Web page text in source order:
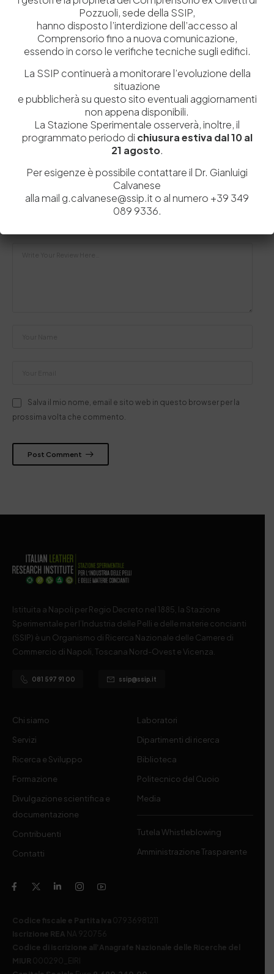
15 Maggio 2018
Balducci: “La Stazione Sperimentale Pelli rende le
imprese più forti”
Il presidente intervistato dalla rivista Arsutoria: “La
Stazione Sperimentale deve essere in prima linea per
rendere…
Admin_dev2 0
Lascia un commento
Il tuo indirizzo email non sarà pubblicato.
Salva il mio nome, email e sito web in questo browser per la
prossima volta che commento.
Post Comment
Istituita a Napoli per Regio Decreto nel 1885, la Stazione
Sperimentale per l’Industria delle Pelli e delle materie concianti
(SSIP) è un Organismo di Ricerca Nazionale delle Camere di
Commercio di Napoli, Toscana Nord-Ovest e Vicenza.
081 597 91 00 ssip@ssip.it
Chi siamo
Servizi
Ricerca e Sviluppo
Formazione
Divulgazione scientifica e
documentazione
Contribuenti
Contatti
Laboratori
Dipartimenti di ricerca
Biblioteca
Politecnico del Cuoio
Media
Tutela Whistleblowing
Amministrazione Trasparente
Codice fiscale e Partita Iva 07936981211
Iscrizione REA NA 920756
Codice di iscrizione all’Anagrafe Nazionale delle Ricerche del
MIUR 000290_EIRI
Pozzuoli, sede della SSIP,
hanno disposto l’interdizione dell’accesso al
Comprensorio fino a nuova comunicazione,
essendo in corso le verifiche tecniche sugli edifici.
La SSIP continuerà a monitorare l’evoluzione della
situazione
e pubblicherà su questo sito eventuali aggiornamenti
non appena disponibili.
La Stazione Sperimentale osserverà, inoltre, il
programmato periodo di chiusura estiva dal 10 al
21 agosto.
Per esigenze è possibile contattare il Dr. Gianluigi
Calvanese
alla mail g.calvanese@ssip.it o al numero +39 349
089 9336.